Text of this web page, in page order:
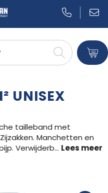
UNISEX
tailleband met
Manchetten en
Verwijderb...